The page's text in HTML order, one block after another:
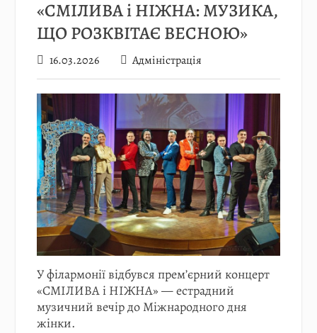
«СМІЛИВА і НІЖНА: МУЗИКА,
ЩО РОЗКВІТАЄ ВЕСНОЮ»
16.03.2026 Адміністрація
У філармонії відбувся прем’єрний концерт
«СМІЛИВА і НІЖНА» — естрадний
музичний вечір до Міжнародного дня
жінки.